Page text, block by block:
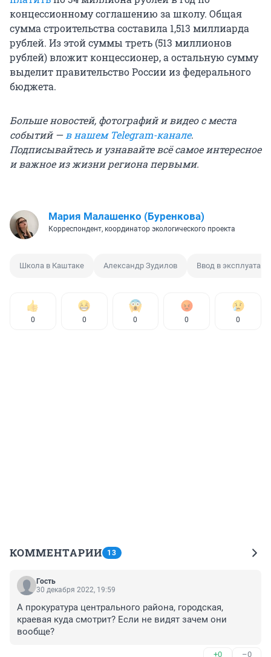
концессионному соглашению за школу. Общая
сумма строительства составила 1,513 миллиарда
рублей. Из этой суммы треть (513 миллионов
рублей) вложит концессионер, а остальную сумму
выделит правительство России из федерального
бюджета.
Больше новостей, фотографий и видео с места
событий —в нашем Telegram-канале.
Подписывайтесь и узнавайте всё самое интересное
и важное из жизни региона первыми.
Мария Малашенко (Буренкова)
Корреспондент, координатор экологического проекта
Школа в Каштаке Александр Зудилов Ввод в
0 0 0 0 0
КОММЕНТАРИИ 13
Гость
30 декабря 2022, 19:59
А прокуратура центрального района, городская,
краевая куда смотрит? Если не видят зачем они
вообще?
+0 –0